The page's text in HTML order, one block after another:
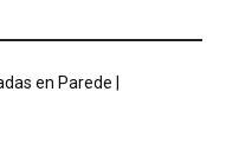
en Parede |